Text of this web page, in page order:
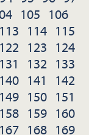
105 106
113 114 115
122 123 124
131 132 133
140 141
142
149 150 151
158 159 160
167 168 169